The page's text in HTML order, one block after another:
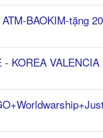
BAOKIM-tặng
- KOREA